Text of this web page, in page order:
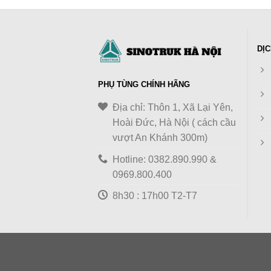
PHỤ TÙNG CHÍNH HÃNG
Địa chỉ: Thôn 1, Xã Lại Yên,
Hoài Đức, Hà Nội ( cách cầu
vượt An Khánh 300m)
Hotline: 0382.890.990 &
0969.800.400
8h30 : 17h00 T2-T7